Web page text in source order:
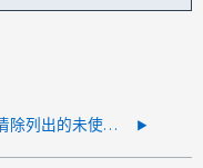
如何清除列出的未使用 SolidFire 卷的 iSCSI 会话